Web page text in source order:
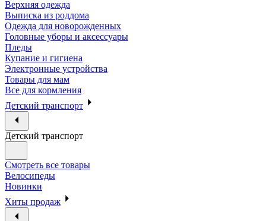
Верхняя одежда
Выписка из роддома
Одежда для новорожденных
Головные уборы и аксессуары
Пледы
Купание и гигиена
Электронные устройства
Товары для мам
Все для кормления
Детский транспорт
Детский транспорт
Смотреть все товары
Велосипеды
Новинки
Хиты продаж